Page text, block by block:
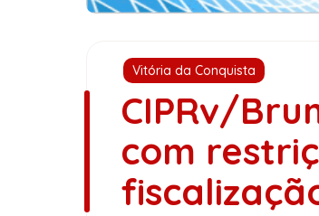
Vitória da Conquista
CIPRv/
com